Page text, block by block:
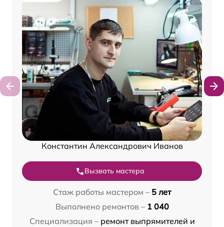
Константин Александрович Иванов
Вызвать мастера
Стаж работы мастером – 5 лет
Выполнено ремонтов – 1 040
Специализация – ремонт выпрямителей и